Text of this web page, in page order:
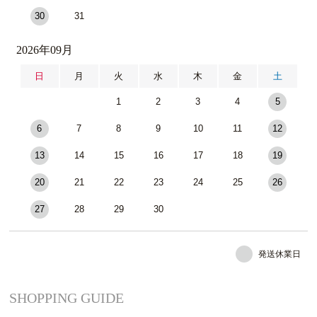
30 31
2026年09月
日 月 火 水 木 金 土
1 2 3 4 5
6 7 8 9 10 11 12
13 14 15 16 17 18 19
20 21 22 23 24 25 26
27 28 29 30
発送休業日
SHOPPING GUIDE